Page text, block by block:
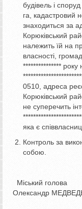
будівель і
га, кадастровий
знаходиться за
Корюківський
належить їй на
власності,
***************
0510, адреса
Корюківський
не суперечить
яка є
Контроль за
собою.
Олександр